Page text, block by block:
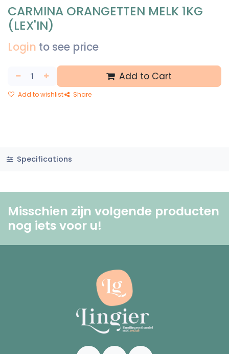
CARMINA ORANGETTEN MELK 1KG
(LEX'IN)
Login to see price
Add to Cart
Add to wishlist Share
Specifications
Misschien zijn volgende producten
nog iets voor u! ​